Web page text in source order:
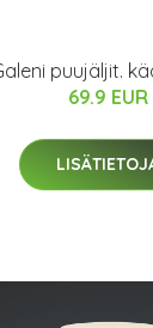
puujäljit.
69.9 EUR